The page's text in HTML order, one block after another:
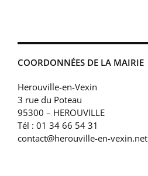
COORDONNÉES DE LA MAIRIE
Herouville-en-Vexin
3 rue du Poteau
95300 – HEROUVILLE
Tél : 01 34 66 54 31
contact@herouville-en-vexin.net